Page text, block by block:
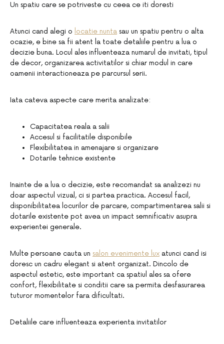
Un spatiu care se potriveste cu ceea ce iti doresti
Atunci cand alegi o locatie nunta sau un spatiu pentru o alta
ocazie, e bine sa fii atent la toate detaliile pentru a lua o
decizie buna. Locul ales influenteaza numarul de invitati, tipul
de decor, organizarea activitatilor si chiar modul in care
oamenii interactioneaza pe parcursul serii.
Iata cateva aspecte care merita analizate:
Capacitatea reala a salii
Accesul si facilitatile disponibile
Flexibilitatea in amenajare si organizare
Dotarile tehnice existente
Inainte de a lua o decizie, este recomandat sa analizezi nu
doar aspectul vizual, ci si partea practica. Accesul facil,
disponibilitatea locurilor de parcare, compartimentarea salii si
dotarile existente pot avea un impact semnificativ asupra
experientei generale.
Multe persoane cauta un salon evenimente lux atunci cand isi
doresc un cadru elegant si atent organizat. Dincolo de
aspectul estetic, este important ca spatiul ales sa ofere
confort, flexibilitate si conditii care sa permita desfasurarea
tuturor momentelor fara dificultati.
Detaliile care influenteaza experienta invitatilor